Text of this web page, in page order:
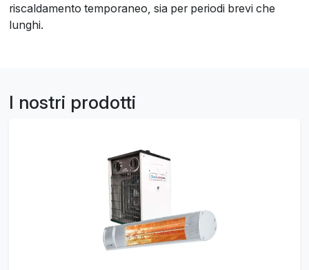
riscaldamento temporaneo, sia per periodi brevi che
lunghi.
I nostri prodotti